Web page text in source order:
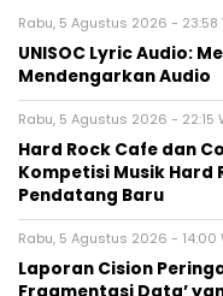
Rabu, 5 Agustus 2026 - 23:58
UNISOC Lyric Audio:
Mendengarkan Audio
Rabu, 5 Agustus 2026 - 22:15
Hard Rock Cafe dan
Kompetisi Musik Hard
Pendatang Baru
Rabu, 5 Agustus 2026 - 14:00
Laporan Cision
Fragmentasi Data’